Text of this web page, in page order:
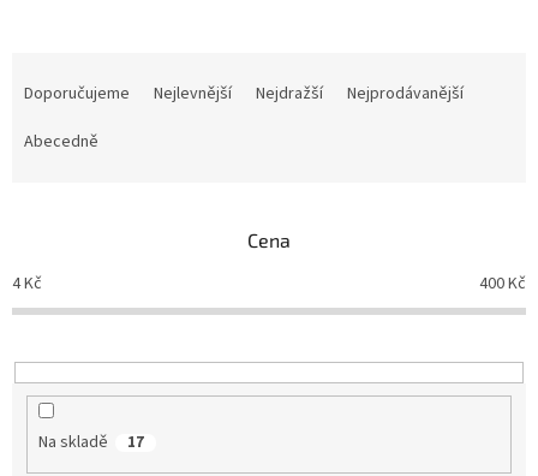
o
d
k
t
Doporučujeme Nejlevnější Nejdražší
Nejprodávanější
Abecedně
Cena
4Kč 400Kč
Na skladě 17